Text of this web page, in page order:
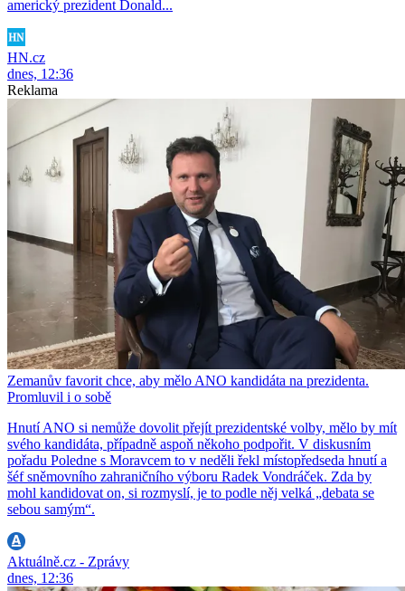
americký prezident Donald...
HN.cz
dnes, 12:36
Reklama
Zemanův favorit chce, aby mělo ANO kandidáta na prezidenta.
Promluvil i o sobě
Hnutí ANO si nemůže dovolit přejít prezidentské volby, mělo by mít
svého kandidáta, případně aspoň někoho podpořit. V diskusním
pořadu Poledne s Moravcem to v neděli řekl místopředseda hnutí a
šéf sněmovního zahraničního výboru Radek Vondráček. Zda by
mohl kandidovat on, si rozmyslí, je to podle něj velká „debata se
sebou samým“.
Aktuálně.cz - Zprávy
dnes, 12:36